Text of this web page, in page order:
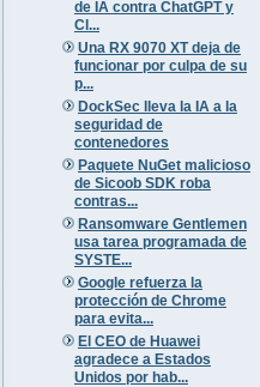
de IA contra ChatGPT y
Cl...
Una RX 9070 XT deja de
funcionar por culpa de su
p...
DockSec lleva la IA a la
seguridad de
contenedores
Paquete NuGet malicioso
de Sicoob SDK roba
contras...
Ransomware Gentlemen
usa tarea programada de
SYSTE...
Google refuerza la
protección de Chrome
para evita...
El CEO de Huawei
agradece a Estados
Unidos por hab...